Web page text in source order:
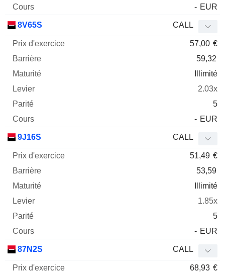
- EUR
8V65S CALL
57,00 €
59,32
Illimité
2.03x
5
- EUR
9J16S CALL
51,49 €
53,59
Illimité
1.85x
5
- EUR
87N2S CALL
68,93 €